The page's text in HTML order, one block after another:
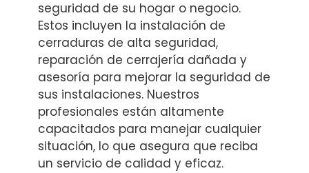
seguridad de su hogar o negocio.
Estos incluyen la instalación de
cerraduras de alta seguridad,
reparación de cerrajería dañada y
asesoría para mejorar la seguridad de
sus instalaciones. Nuestros
profesionales están altamente
capacitados para manejar cualquier
situación, lo que asegura que reciba
un servicio de calidad y eficaz.